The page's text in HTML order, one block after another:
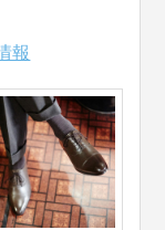
報